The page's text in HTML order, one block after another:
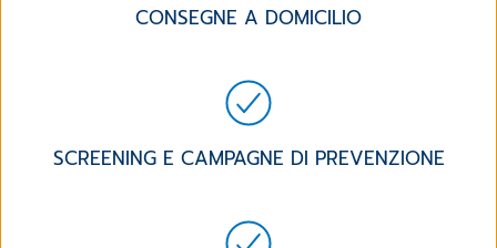
CONSEGNE A DOMICILIO
SCREENING E CAMPAGNE DI PREVENZIONE